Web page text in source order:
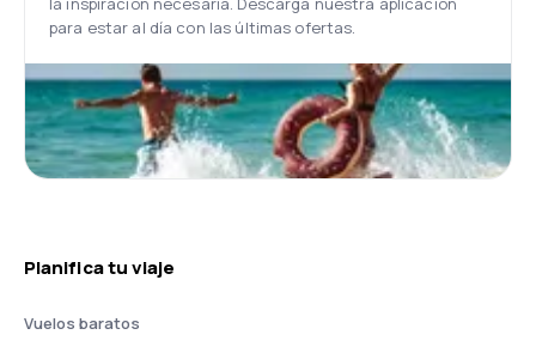
para estar al día con las últimas ofertas.
Planifica tu viaje
Vuelos baratos